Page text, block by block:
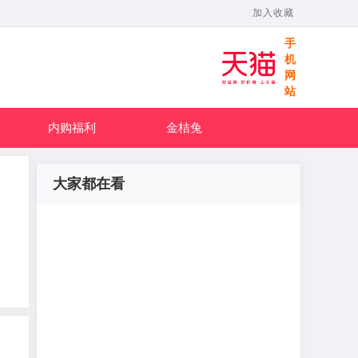
加入收藏
手
机
网
站
内购福利 金桔兔
大家都在看